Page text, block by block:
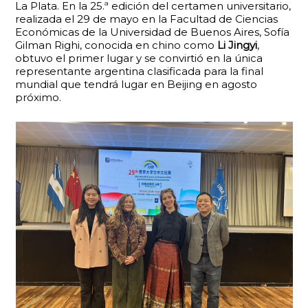
La Plata. En la 25.ª edición del certamen universitario,
realizada el 29 de mayo en la Facultad de Ciencias
Económicas de la Universidad de Buenos Aires, Sofía
Gilman Righi, conocida en chino como Li Jingyi,
obtuvo el primer lugar y se convirtió en la única
representante argentina clasificada para la final
mundial que tendrá lugar en Beijing en agosto
próximo.